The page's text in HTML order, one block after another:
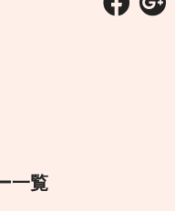
一覧